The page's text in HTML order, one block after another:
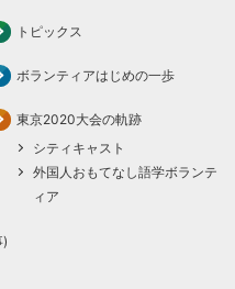
トピックス
ボランティアはじめの一歩
東京2020大会の軌跡
シティキャスト
外国人おもてなし語学ボランテ
ィア